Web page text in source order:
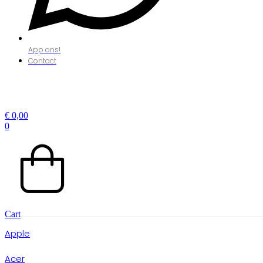
App ons!
Contact
€ 0,00
0
Cart
Apple
Acer